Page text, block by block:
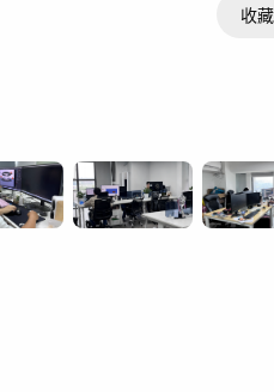
收藏